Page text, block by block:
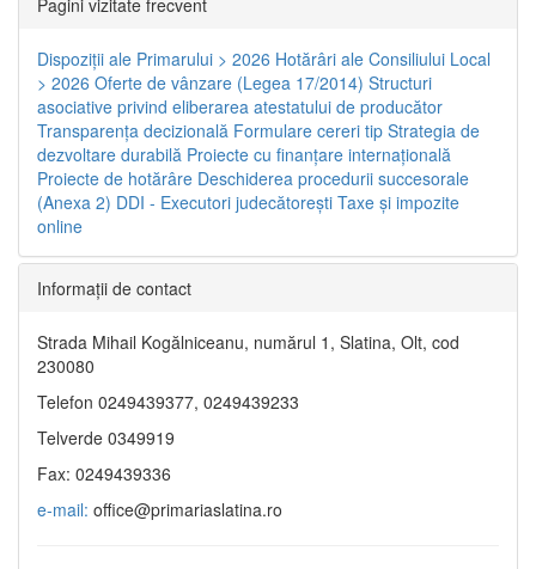
Pagini vizitate frecvent
Dispoziţii ale Primarului > 2026 Hotărâri ale Consiliului Local
> 2026 Oferte de vânzare (Legea 17/2014) Structuri
asociative privind eliberarea atestatului de producător
Transparenţa decizională Formulare cereri tip Strategia de
dezvoltare durabilă Proiecte cu finanţare internaţională
Proiecte de hotărâre Deschiderea procedurii succesorale
(Anexa 2) DDI - Executori judecătorești Taxe şi impozite
online
Informaţii de contact
Strada Mihail Kogălniceanu, numărul 1, Slatina, Olt, cod
230080
Telefon 0249439377, 0249439233
Telverde 0349919
Fax: 0249439336
e-mail: office@primariaslatina.ro